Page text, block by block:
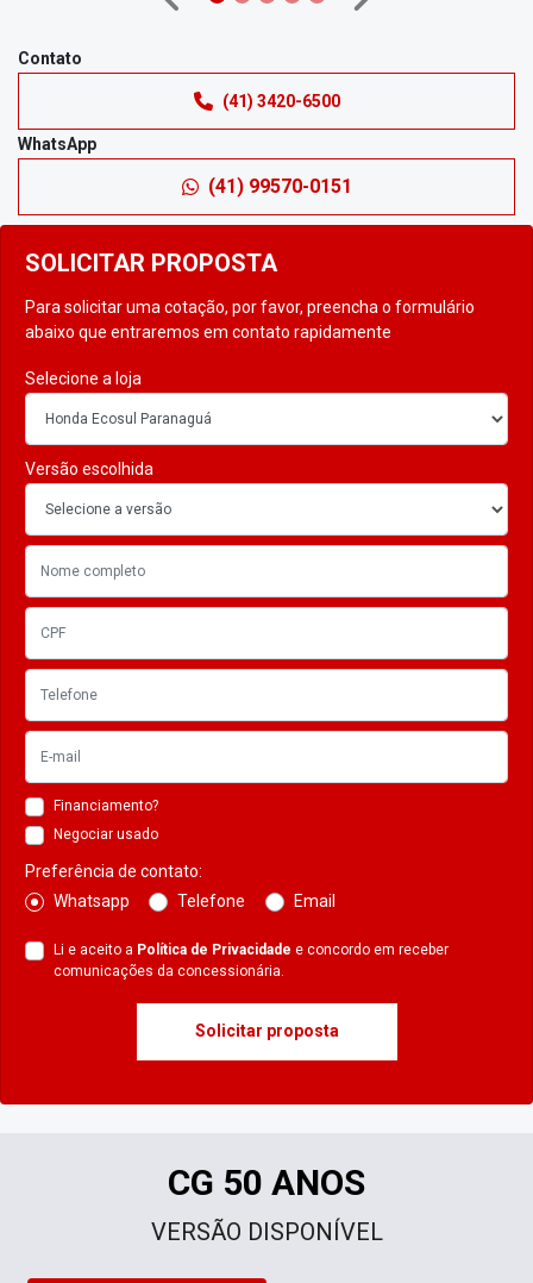
SOLICITAR PROPOSTA
Para solicitar uma cotação, por favor, preencha o formulário
abaixo que entraremos em contato rapidamente
Selecione a loja
Versão escolhida
Financiamento?
Negociar usado
Preferência de contato:
Whatsapp
Telefone Email
Li e aceito a Política de Privacidade e concordo em receber
comunicações da concessionária.
Solicitar proposta
Anterior Próximo
Contato
(41) 3420-6500
WhatsApp
(41) 99570-0151
CG 50 ANOS
VERSÃO DISPONÍVEL